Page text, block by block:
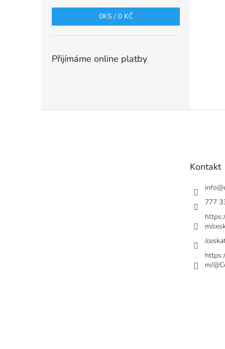
0KS / 0 KČ
Přijímáme online platby
Kontakt
info@
777
m/
/
m/